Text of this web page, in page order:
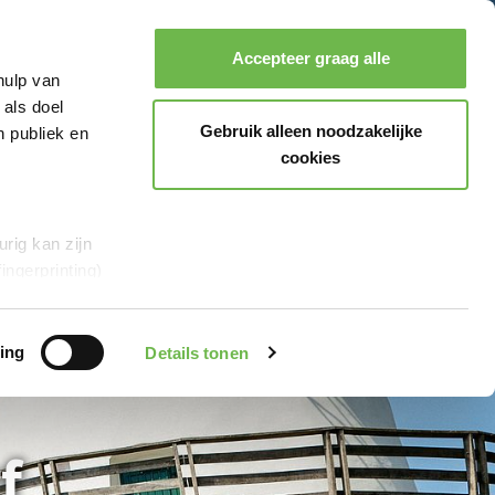
van
doel
publiek en
kan zijn
en
Details tonen
Accepteer graag alle
Gebruik alleen noodzakelijke
cookies
Zoeken Boeken Menu